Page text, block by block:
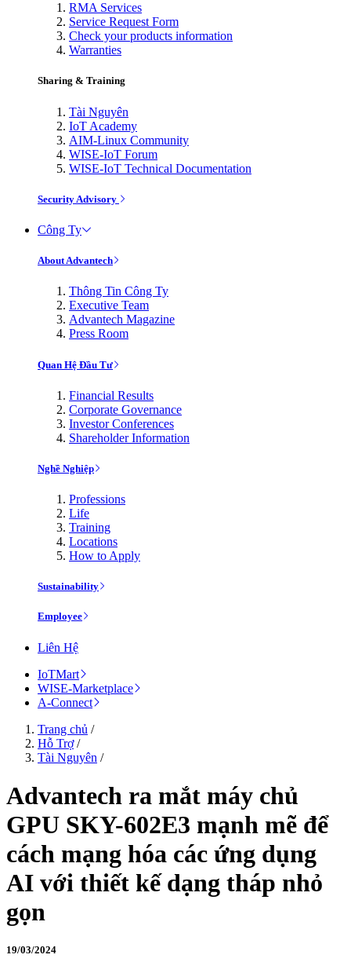
RMA Services
Service Request Form
Check your products information
Warranties
Sharing & Training
Tài Nguyên
IoT Academy
AIM-Linux Community
WISE-IoT Forum
WISE-IoT Technical Documentation
Security Advisory
Công Ty
About Advantech
Thông Tin Công Ty
Executive Team
Advantech Magazine
Press Room
Quan Hệ Đầu Tư
Financial Results
Corporate Governance
Investor Conferences
Shareholder Information
Nghề Nghiệp
Professions
Life
Training
Locations
How to Apply
Sustainability
Employee
Liên Hệ
IoTMart
WISE-Marketplace
A-Connect
Trang chủ /
Hỗ Trợ/
Tài Nguyên /
Advantech ra mắt máy chủ
GPU SKY-602E3 mạnh mẽ để
cách mạng hóa các ứng dụng
AI với thiết kế dạng tháp nhỏ
gọn
19/03/2024